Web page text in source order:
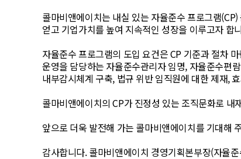
콜마비앤에이치는 내실 있는 자율준수 프로그램
얻고 기업가치를 높여 지속적인 성장을 이루고자 합
자율준수 프로그램의 도입 요건은 CP 기준과 절차
운영을 담당하는 자율준수관리자 임명, 자율준수편
내부감시체계 구축, 법규 위반 임직원에 대한 제재,
콜마비앤에이치의 CP가 진정성 있는 조직문화로
앞으로 더욱 발전해 가는 콜마비앤에이치를 기대해
감사합니다.콜마비앤에이치 경영기획본부장(자율